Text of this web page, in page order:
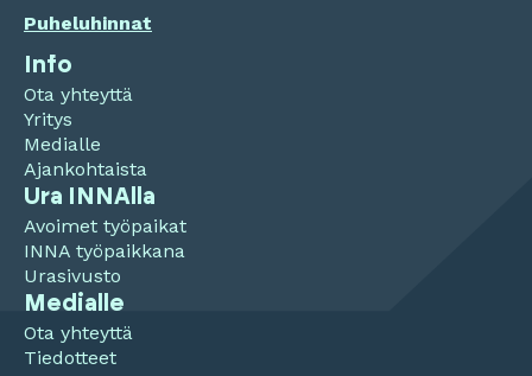
Puheluhinnat
Info
Ota yhteyttä
Yritys
Medialle
Ajankohtaista
Ura INNAlla
Avoimet työpaikat
INNA työpaikkana
Urasivusto
Medialle
Ota yhteyttä
Tiedotteet